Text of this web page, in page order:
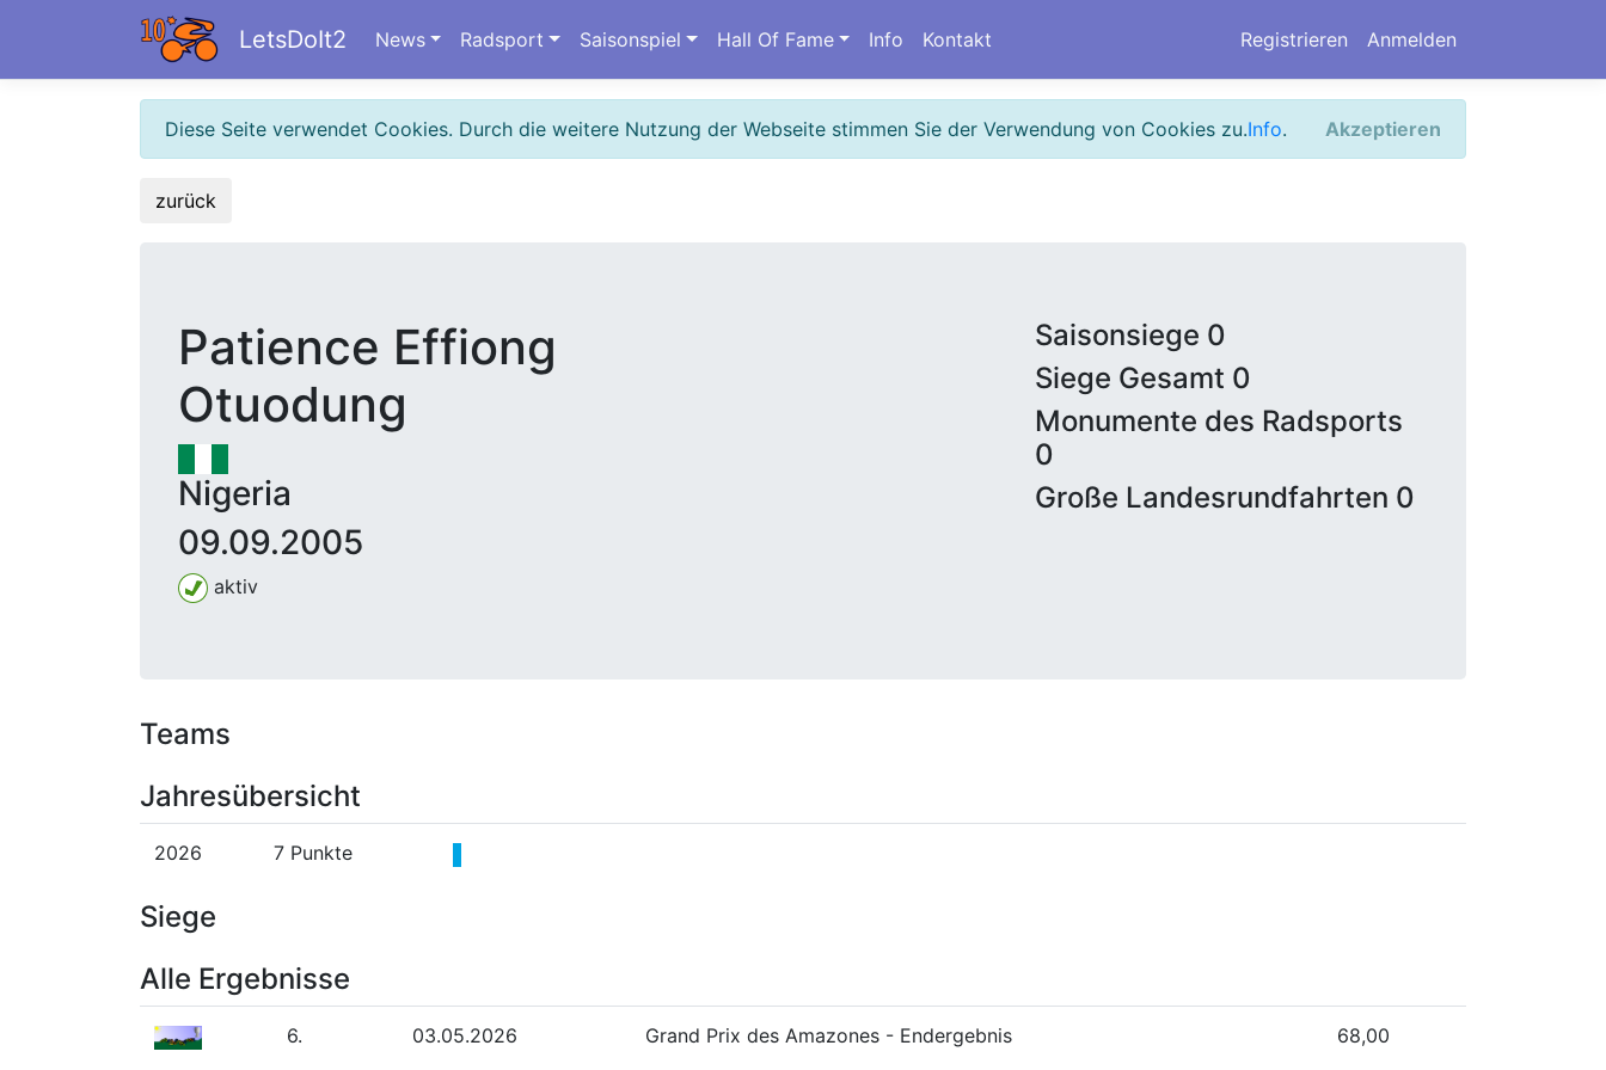
LetsDoIt2 Registrieren Anmelden
News Radsport Saisonspiel Hall Of Fame Info Kontakt
Diese Seite verwendet Cookies. Durch die weitere Nutzung der Webseite stimmen Sie der Verwendung von Cookies zu.Info. Akzeptieren
zurück
Patience Effiong
Otuodung
Nigeria
09.09.2005
aktiv
Saisonsiege 0
Siege Gesamt 0
Monumente des Radsports
0
Große Landesrundfahrten 0
Teams
Jahresübersicht
2026 7 Punkte
Siege
Alle Ergebnisse
6. 03.05.2026 Grand Prix des Amazones - Endergebnis 68,00